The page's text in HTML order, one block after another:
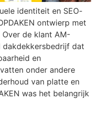
identiteit en SEO-
ontwierp met
de klant AM-
dakdekkersbedrijf dat
en
onder andere
van platte en
was het belangrijk